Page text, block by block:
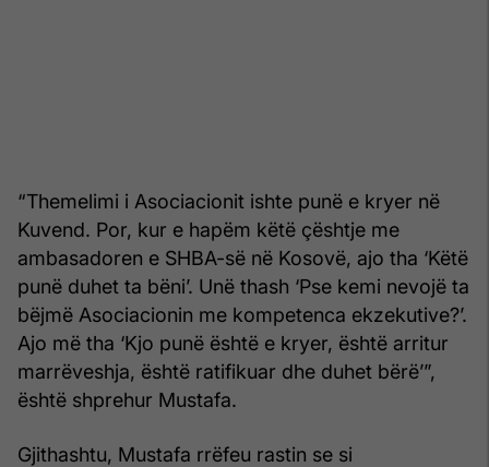
“Themelimi i Asociacionit ishte punë e kryer në
Kuvend. Por, kur e hapëm këtë çështje me
ambasadoren e SHBA-së në Kosovë, ajo tha ‘Këtë
punë duhet ta bëni’. Unë thash ‘Pse kemi nevojë ta
bëjmë Asociacionin me kompetenca ekzekutive?’.
Ajo më tha ‘Kjo punë është e kryer, është arritur
marrëveshja, është ratifikuar dhe duhet bërë’”,
është shprehur Mustafa.
Gjithashtu, Mustafa rrëfeu rastin se si